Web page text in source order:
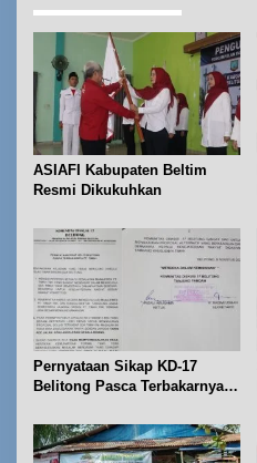
s
p
o
s
ASIAFI Kabupaten Beltim
Resmi Dikukuhkan
Pernyataan Sikap KD-17
Belitong Pasca Terbakarnya